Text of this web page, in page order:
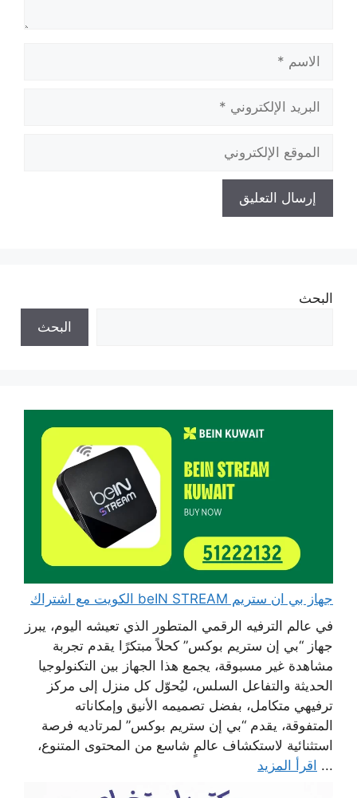
الإلكتروني
الإلكتروني
البحث
البحث
جهاز بي ان ستريم beIN STREAM الكويت مع اشتراك
في عالم الترفيه الرقمي المتطور الذي تعيشه اليوم، يبرز
جهاز “بي إن ستريم بوكس” كحلاً مبتكرًا يقدم تجربة
مشاهدة غير مسبوقة، يجمع هذا الجهاز بين التكنولوجيا
الحديثة والتفاعل السلس، ليُحوّل كل منزل إلى مركز
ترفيهي متكامل، بفضل تصميمه الأنيق وإمكاناته
المتفوقة، يقدم “بي إن ستريم بوكس” لمرتاديه فرصة
استثنائية لاستكشاف عالمٍ شاسع من المحتوى المتنوع،
... اقرأ المزيد